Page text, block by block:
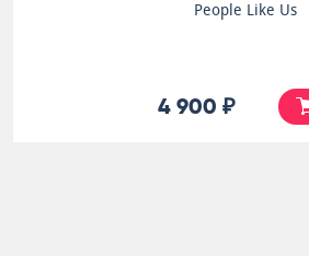
People Like Us
4 900 ₽